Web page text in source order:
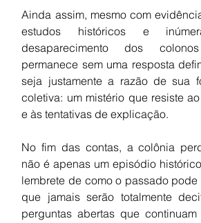
Ainda assim, mesmo com
estudos históricos e
desaparecimento dos
permanece sem uma resposta
seja justamente a razão de sua
coletiva: um mistério que resiste
e às tentativas de explicação.
No fim das contas, a colônia
não é apenas um episódio
lembrete de como o passado
que jamais serão totalmente
perguntas abertas que